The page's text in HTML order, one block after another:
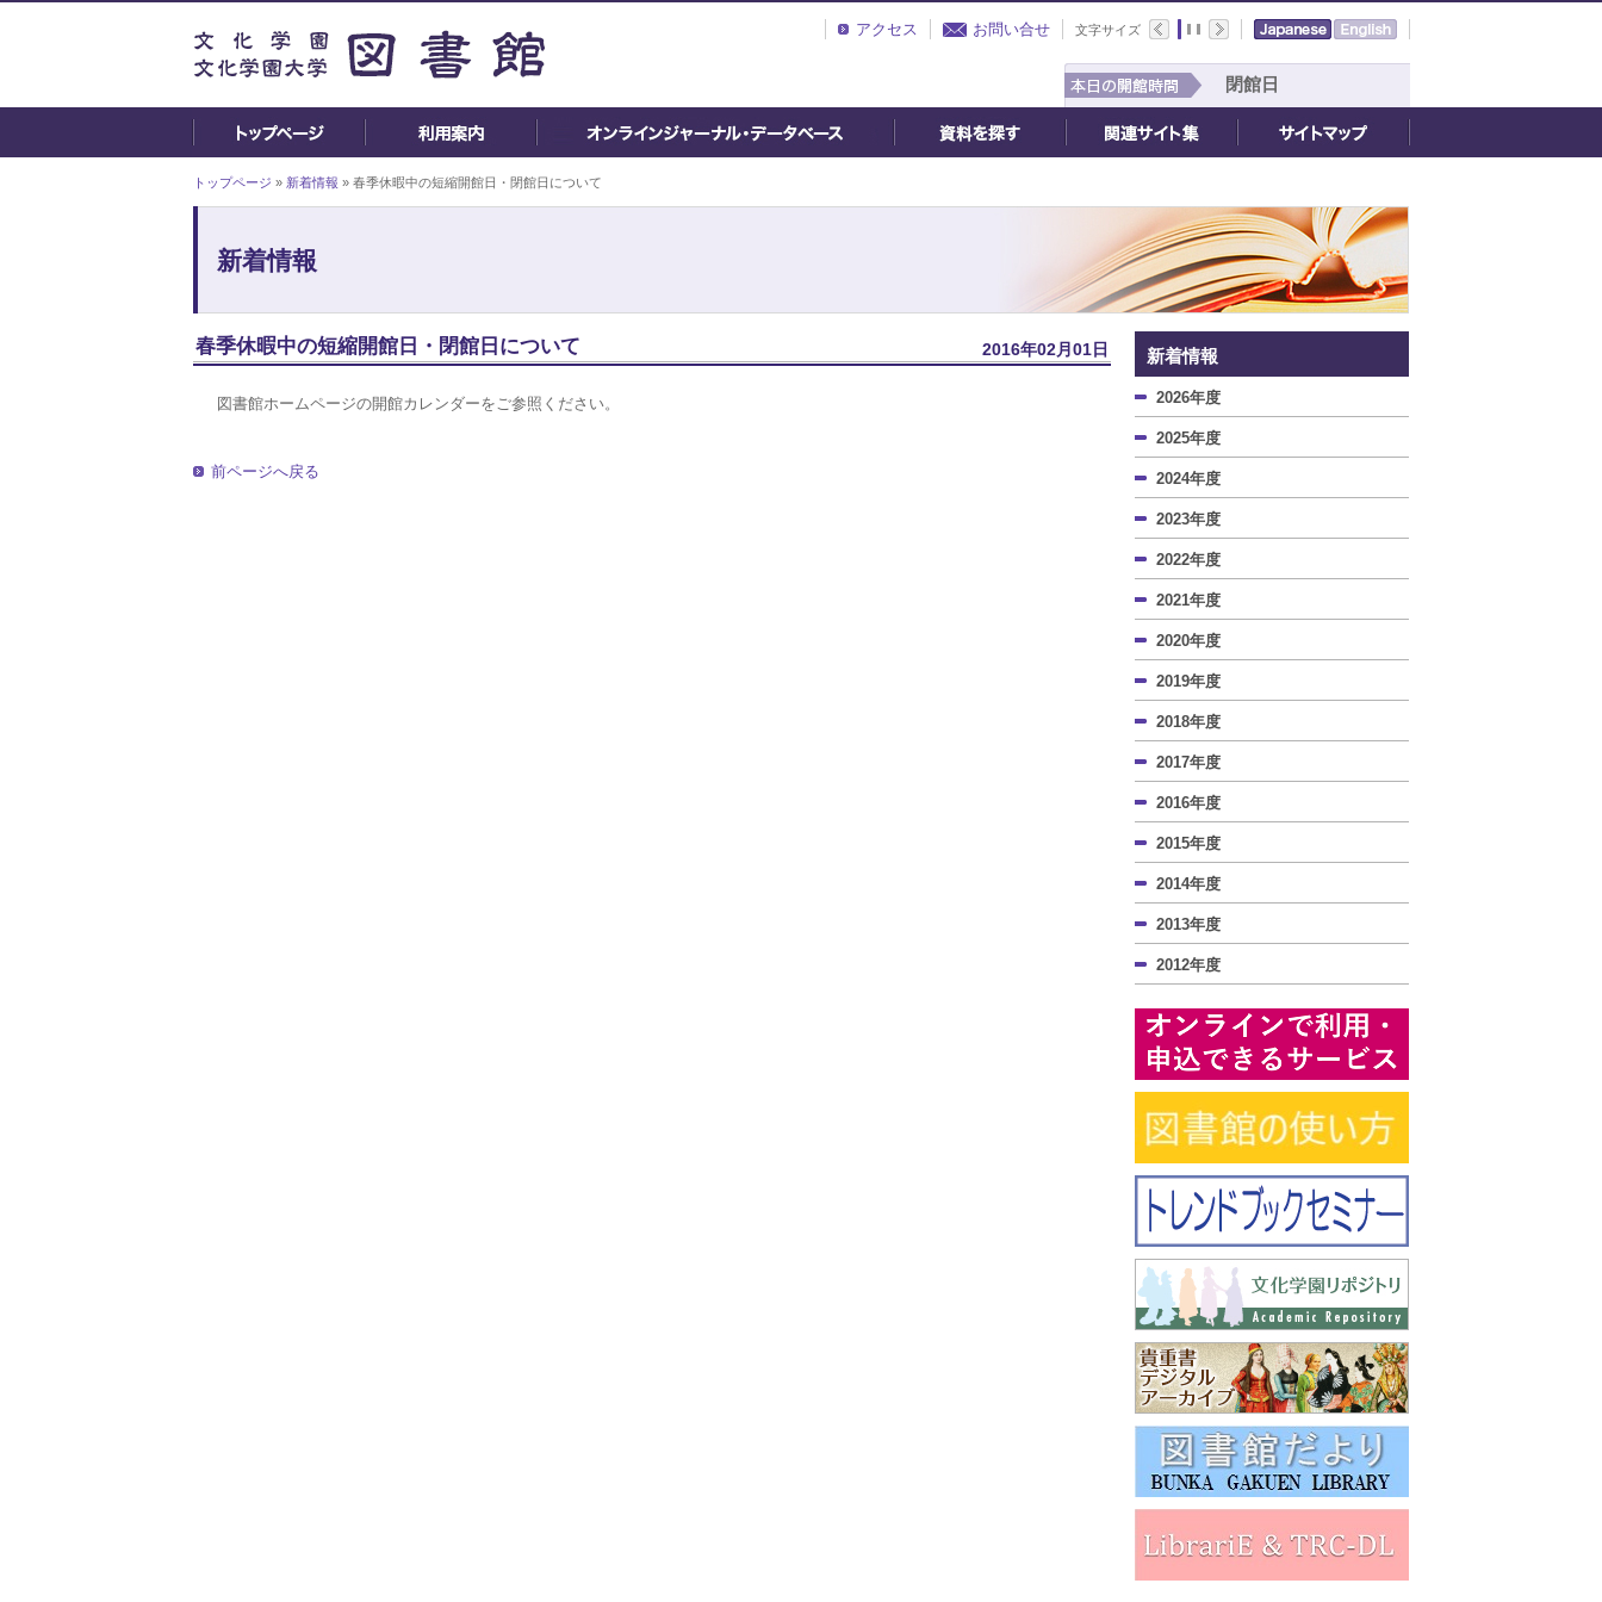
アクセス お問い合せ 文字サイズ
閉館日
トップページ » 新着情報 » 春季休暇中の短縮開館日・閉館日について
新着情報
春季休暇中の短縮開館日・閉館日について 2016年02月01日
図書館ホームページの開館カレンダーをご参照ください。
前ページへ戻る
新着情報
2026年度
2025年度
2024年度
2023年度
2022年度
2021年度
2020年度
2019年度
2018年度
2017年度
2016年度
2015年度
2014年度
2013年度
2012年度